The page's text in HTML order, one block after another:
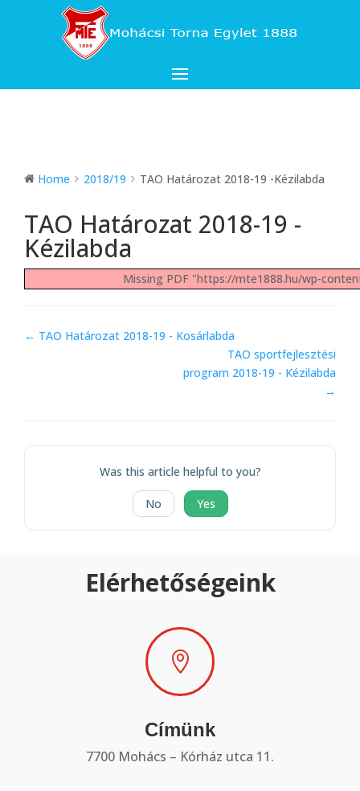
Home 2018/19 TAO Határozat 2018-19 -Kézilabda
TAO Határozat 2018-19 -
Kézilabda
Missing PDF "https://mte1888.hu/wp-
Doc
← TAO Határozat 2018-19 - Kosárlabda
TAO sportfejlesztési
program 2018-19 - Kézilabda
→
Was this article helpful to you?
No Yes
Elérhetőségeink

Címünk
7700 Mohács – Kórház utca 11.